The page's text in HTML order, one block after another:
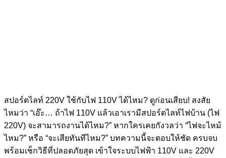
สปอร์ตไลท์ 220V ใช้กับไฟ 110V ได้ไหม? ดูก่อนเสียบ! สงสัย
ไหมว่า “เอ๊ะ… ถ้าไฟ 110V แล้วเอาเรามีสปอร์ตไลท์ไฟบ้าน (ไฟ
220V) จะสามารถงานได้ไหม?” หากใครเคยกังวลว่า “ไฟจะไหม้
ไหม?” หรือ “จะเสียทันทีไหม?” บทความนี้จะตอบให้ชัด ครบจบ
พร้อมเช็กวิธีที่ปลอดภัยสุด เข้าใจระบบไฟฟ้า 110V และ 220V